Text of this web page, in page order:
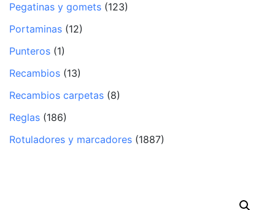
Pegatinas y gomets (123)
Portaminas (12)
Punteros (1)
Recambios (13)
Recambios carpetas (8)
Reglas (186)
Rotuladores y marcadores (1887)